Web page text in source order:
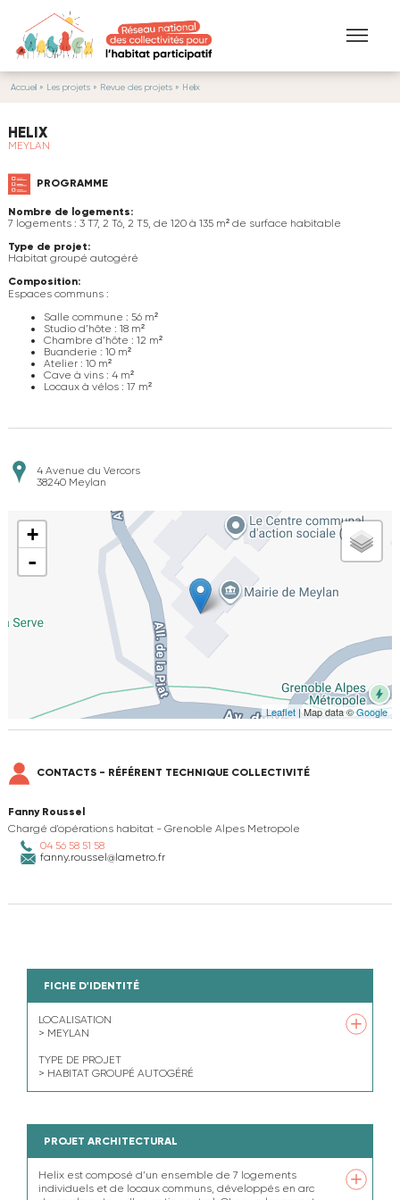
VOUS ÊTES ICI
Accueil » Les projets » Revue des projets » Helix
HELIX
MEYLAN
PROGRAMME
Nombre de logements:
7 logements : 3 T7, 2 T6, 2 T5, de 120 à 135 m² de surface habitable
Type de projet:
Habitat groupé autogéré
Composition:
Espaces communs :
Salle commune : 56 m²
Studio d’hôte : 18 m²
Chambre d’hôte : 12 m²
Buanderie : 10 m²
Atelier : 10 m²
Cave à vins : 4 m²
Locaux à vélos : 17 m²
4 Avenue du Vercors
38240 Meylan
+
-
Leaflet | Map data ©Google
CONTACTS - RÉFÉRENT TECHNIQUE COLLECTIVITÉ
Fanny Roussel
Chargé d'opérations habitat - Grenoble Alpes Metropole
04 56 58 51 58
fanny.roussel@lametro.fr
FICHE D'IDENTITÉ
LOCALISATION
> MEYLAN
> HABITAT GROUPÉ AUTOGÉRÉ
cabinet ASSA, Paul Giaume (architectes), S.A.A.S
LOCALISATION
> MEYLAN
TYPE DE PROJET
> HABITAT GROUPÉ AUTOGÉRÉ
PROJET ARCHITECTURAL
Helix est composé d’un ensemble de 7 logements
individuels et de locaux communs, développés en arc
Helix est composé d’un ensemble de 7 logements
individuels et de locaux communs, développés en arc